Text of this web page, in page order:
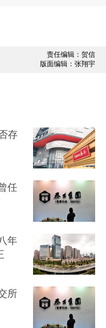
责任编辑：贺信
版面编辑：张翔宇
存
任
年
所